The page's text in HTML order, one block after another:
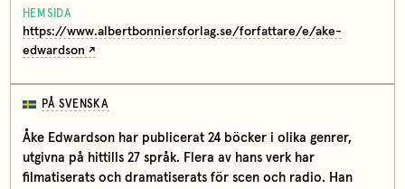
HEMSIDA
https://www.albertbonniersforlag.se/forfattare/e/ake-
edwardson
PÅ SVENSKA
Åke Edwardson har publicerat 24 böcker i olika genrer,
utgivna på hittills 27 språk. Flera av hans verk har
filmatiserats och dramatiserats för scen och radio. Han